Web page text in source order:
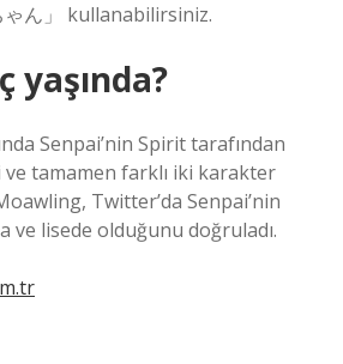
ゃん」 kullanabilirsiniz.
yaşında?
Senpai’nin Spirit tarafından
tamamen farklı iki karakter
Twitter’da Senpai’nin
ve lisede olduğunu doğruladı.